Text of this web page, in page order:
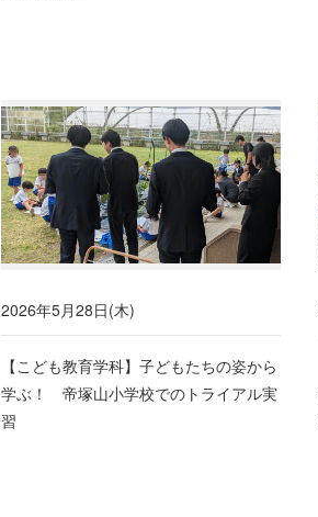
2026年5月28日(木)
【こども教育学科】子どもたちの姿から
学ぶ！ 帝塚山小学校でのトライアル実
習